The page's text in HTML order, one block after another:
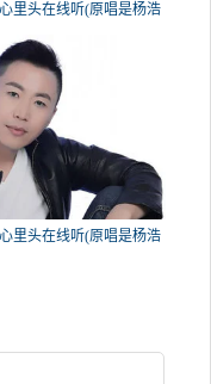
里头在线听(原唱是杨浩
星演唱点播:77次
里头在线听(原唱是杨浩
寂寞演唱点播:68次